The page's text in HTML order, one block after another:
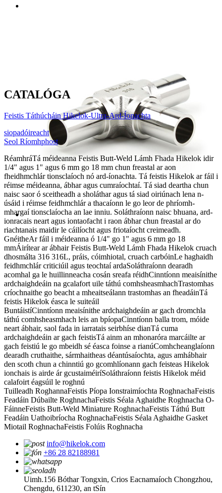
CATALÓGA
Feistis Táthúcháin Hikelok-Ultra-Ard-Íonachta
siopadóireacht
Seol Ríomhphost
RéamhráTá méideanna Feistis Butt-Weld Lámh Fhada Hikelok idir
1/4" agus 1" agus 6 mm go 18 mm chun freastal ar aon
fheidhmchlár tionsclaíoch nó ard-íonachta. Tá feistis Hikelok ar fáil i
réimse méideanna, ábhar agus cumraíochtaí. Tá siad deartha chun
naisc saor ó sceitheadh ​​a sholáthar agus tá siad oiriúnach lena n-
úsáid i réimse feidhmchlár a thacaíonn le go leor de phríomh-
mhargaí tionsclaíocha an lae inniu. Soláthraíonn naisc bhuana, ard-
ionracais neart agus iontaofacht i raon ábhar chun freastal ar do
riachtanais maidir le cáilíocht agus friotaíocht creimeadh.
GnéitheAr fáil i méideanna ó 1/4" go 1" agus 6 mm go 18
mmÁirítear ar ábhair Feistis Butt-Weld Lámh Fhada Hikelok cruach
dhosmálta 316 316L, práis, cóimhiotal, cruach carbóinLe haghaidh
feidhmchlár criticiúil agus teochtaí ardaSoláthraíonn dearadh
acomhal ga le huillinneacha cosán sreafa réidhCinntíonn meaisínithe
ardchaighdeáin na gcalafort uile táthú comhsheasmhachTrastomhas
críochnaithe go beacht a mheaitseálann trastomhas an fheadáinTá
feistis Hikelok éasca le suiteáil
BuntáistíCinntíonn meaisínithe ardchaighdeáin ar gach dromchla
táthú comhsheasmhach leis an bpíopaCinntíonn balla trom, móide
neart ábhair, saol fada in iarratais seirbhíse dianTá cuma
ardchaighdeáin ar gach feistisTá ainm an mhonaróra marcáilte ar
gach feistiú le go mbeidh sé éasca foinse a rianúComhcheanglaíonn
dearadh cruthaithe, sármhaitheas déantúsaíochta, agus amhábhair
den scoth chun a chinntiú go gcomhlíonann gach feisteas Hikelok
ionchais is airde ár gcustaiméiríSoláthraíonn feistis Hikelok méid
calafoirt éagsúil le roghnú
Tuilleadh RoghannaFeistis Píopa Ionstraimíochta RoghnachaFeistis
Feadáin Dúbailte RoghnachaFeistis Séala Aghaidhe Roghnacha O-
FáinneFeistis Butt-Weld Miniature RoghnachaFeistis Táthú Butt
Feadáin Uathoibríocha RoghnachaFeistis Séala Aghaidhe Gasket
Miotail RoghnachaFeistis Folúis Roghnacha
info@hikelok.com
+86 28 82188981
Uimh.156 Bóthar Tongxin, Crios Eacnamaíoch Chongzhou,
Chengdu, 611230, an tSín